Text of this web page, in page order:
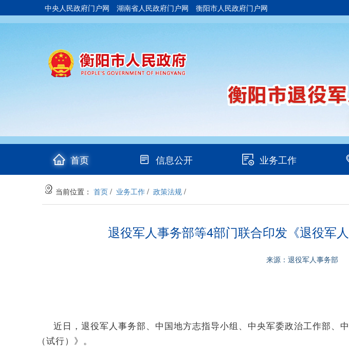
中央人民政府门户网 湖南省人民政府门户网 衡阳市人民政府门户网
首页(current) 信息公开 业务工作
当前位置： 首页 / 业务工作 / 政策法规 /
退役军人事务部等4部门联合印发《退役军
来源：退役军人事务部
近日，退役军人事务部、中国地方志指导小组、中央军委政治工作部
（试行）》。